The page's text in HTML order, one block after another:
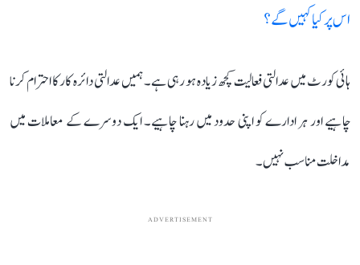
اس پر کیا کہیں گے؟
ہائی کورٹ میں عدالتی فعالیت کچھ زیادہ ہو رہی ہے۔ ہمیں عدالتی دائرہ کار کا احترام کرنا
چاہیے اور ہر ادارے کو اپنی حدود میں رہنا چاہیے۔ ایک دوسرے کے معاملات میں
مداخلت مناسب نہیں۔
ADVERTISEMENT